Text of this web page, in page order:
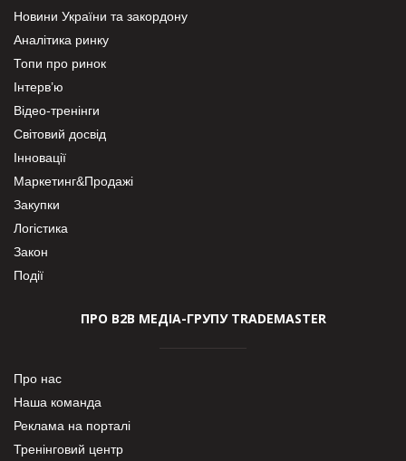
Новини України та закордону
Аналітика ринку
Топи про ринок
Інтерв’ю
Відео-тренінги
Світовий досвід
Інновації
Маркетинг&Продажі
Закупки
Логістика
Закон
Події
ПРО В2В МЕДІА-ГРУПУ TRADEMASTER
Про нас
Наша команда
Реклама на порталі
Тренінговий центр